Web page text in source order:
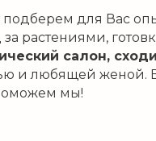
для Вас
за растениями,
салон,
и любящей
мы!